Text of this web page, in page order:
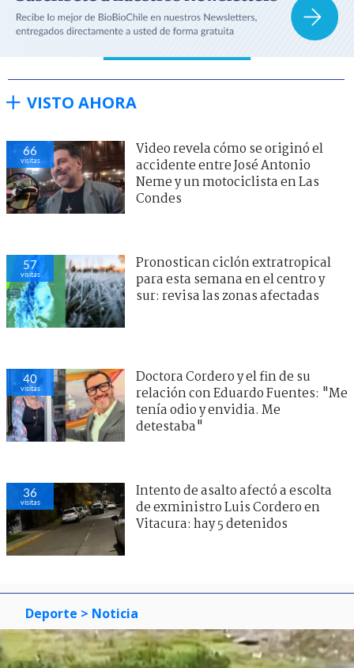
VISTO AHORA
66
visitas
Video revela cómo se originó el
accidente entre José Antonio
Neme y un motociclista en Las
Condes
57
visitas
Pronostican ciclón extratropical
para esta semana en el centro y
sur: revisa las zonas afectadas
40
visitas
Doctora Cordero y el fin de su
relación con Eduardo Fuentes: "Me
tenía odio y envidia. Me
detestaba"
36
visitas
Intento de asalto afectó a escolta
de exministro Luis Cordero en
Vitacura: hay 5 detenidos
Deporte > Noticia